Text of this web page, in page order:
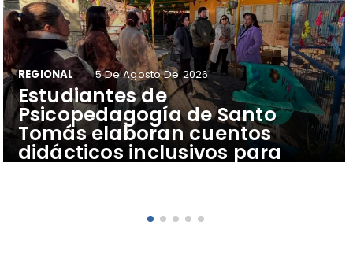
​Estudiantes de
Psicopedagogía de Santo
Tomás elaboran cuentos
didácticos inclusivos para
REGIONAL 5 De Agosto De 2026